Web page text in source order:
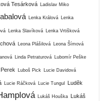
Tesárková Ladislav Miko
Lenka Králová Lenka
Lenka Slavíková Lenka Vrtišková
Leona Plášilová Leona Šímová
Linda Petraturová Lubomír Peške
Luboš Pick Lucie Davidová
Lucie Ráčková Lucie Tungul Luděk
Lukáš Houška Lukáš